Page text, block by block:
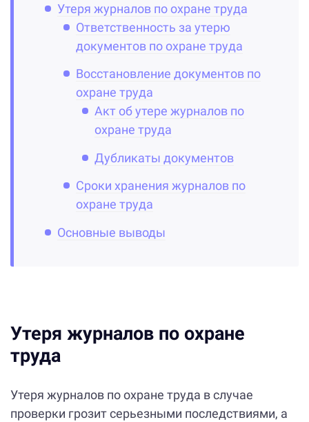
Утеря журналов по охране труда
Ответственность за утерю
документов по охране труда
Восстановление документов по
охране труда
Акт об утере журналов по
охране труда
Дубликаты документов
Сроки хранения журналов по
охране труда
Основные выводы
Утеря журналов по охране
труда
Утеря журналов по охране труда в случае
проверки грозит серьезными последствиями, а